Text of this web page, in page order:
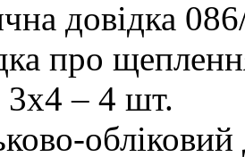
довідка
про
– 4 шт.